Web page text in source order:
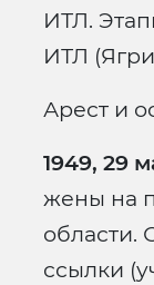
ИТЛ.
ИТЛ
Арест и
1949, 29
жены на
области.
ссылки